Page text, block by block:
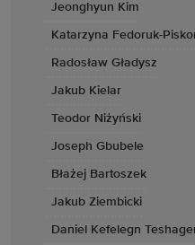
Jeonghyun Kim
Katarzyna Fedoruk-
Radosław Gładysz
Jakub Kielar
Teodor Niżyński
Joseph Gbubele
Błażej Bartoszek
Jakub Ziembicki
Daniel Kefelegn